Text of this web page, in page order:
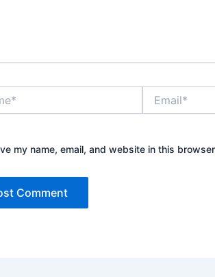
my name, email, and website in this